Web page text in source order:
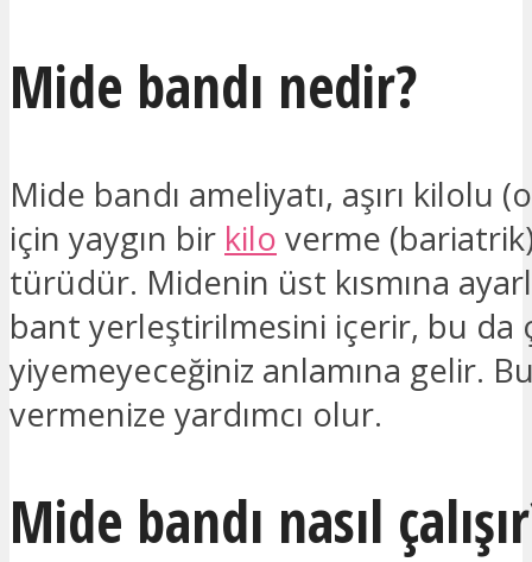
Mide bandı nedir?
Mide bandı ameliyatı, aşırı kilolu
için yaygın bir kilo verme
türüdür. Midenin üst kısmına
bant yerleştirilmesini içerir, bu da
yiyemeyeceğiniz anlamına gelir.
vermenize yardımcı olur.
Mide bandı nasıl